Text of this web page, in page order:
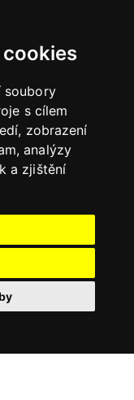
soubory
s cílem
zobrazení
analýzy
a zjištění